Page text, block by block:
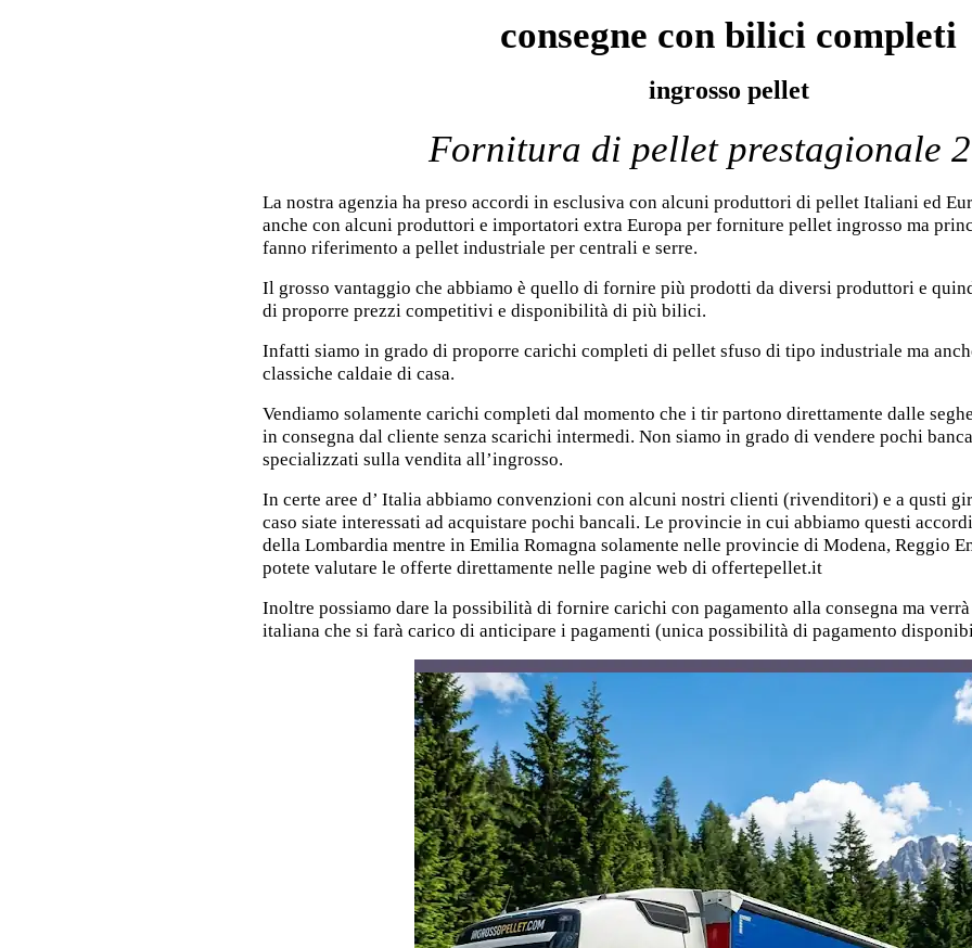
consegne con bilici completi
ingrosso pellet
Fornitura di pellet prestagionale
La nostra agenzia ha preso accordi in esclusiva con alcuni produttori di pellet Italiani ed
anche con alcuni produttori e importatori extra Europa per forniture pellet ingrosso ma
fanno riferimento a pellet industriale per centrali e serre.
Il grosso vantaggio che abbiamo è quello di fornire più prodotti da diversi produttori e
di proporre prezzi competitivi e disponibilità di più bilici.
Infatti siamo in grado di proporre carichi completi di pellet sfuso di tipo industriale ma
classiche caldaie di casa.
Vendiamo solamente carichi completi dal momento che i tir partono direttamente dalle
in consegna dal cliente senza scarichi intermedi. Non siamo in grado di vendere pochi
specializzati sulla vendita all’ingrosso.
In certe aree d’ Italia abbiamo convenzioni con alcuni nostri clienti (rivenditori) e a qusti
caso siate interessati ad acquistare pochi bancali. Le provincie in cui abbiamo questi
della Lombardia mentre in Emilia Romagna solamente nelle provincie di Modena, Reggio
potete valutare le offerte direttamente nelle pagine web di offertepellet.it
Inoltre possiamo dare la possibilità di fornire carichi con pagamento alla consegna ma
italiana che si farà carico di anticipare i pagamenti (unica possibilità di pagamento